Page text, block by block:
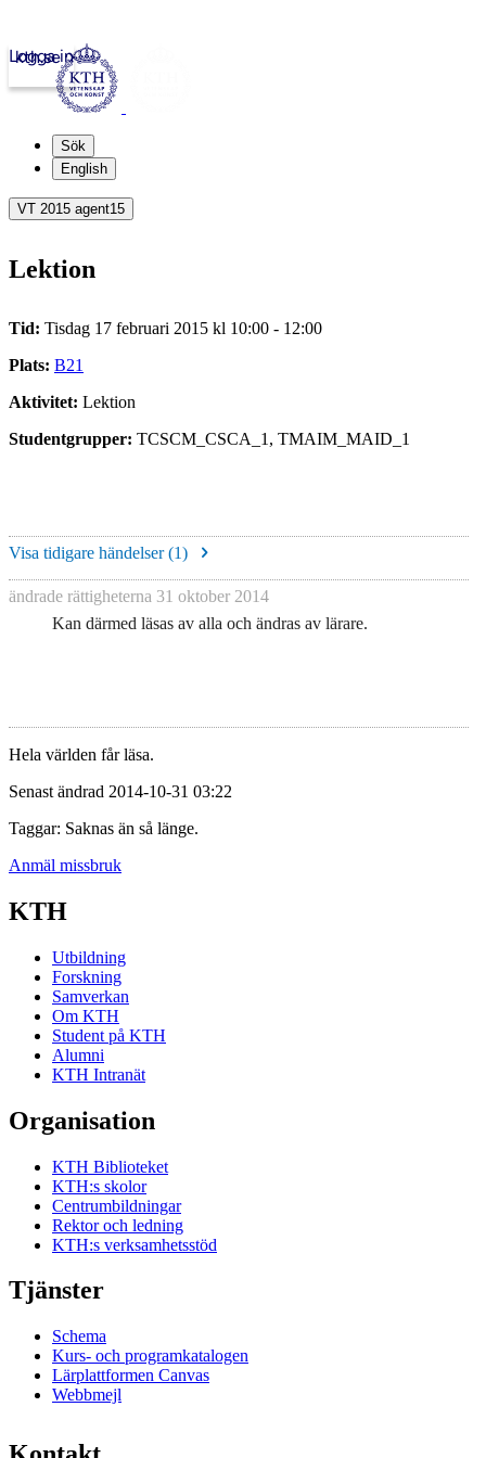
kth.se
Logga in
Sök
English
VT 2015 agent15
Lektion
Tid: Tisdag 17 februari 2015 kl 10:00 - 12:00
Plats: B21
Aktivitet: Lektion
Studentgrupper: TCSCM_CSCA_1, TMAIM_MAID_1
Visa tidigare händelser (1)
ändrade rättigheterna 31 oktober 2014
Kan därmed läsas av alla och ändras av lärare.
Hela världen får läsa.
Senast ändrad 2014-10-31 03:22
Taggar: Saknas än så länge.
Anmäl missbruk
KTH
Utbildning
Forskning
Samverkan
Om KTH
Student på KTH
Alumni
KTH Intranät
Organisation
KTH Biblioteket
KTH:s skolor
Centrumbildningar
Rektor och ledning
KTH:s verksamhetsstöd
Tjänster
Schema
Kurs- och programkatalogen
Lärplattformen Canvas
Webbmejl